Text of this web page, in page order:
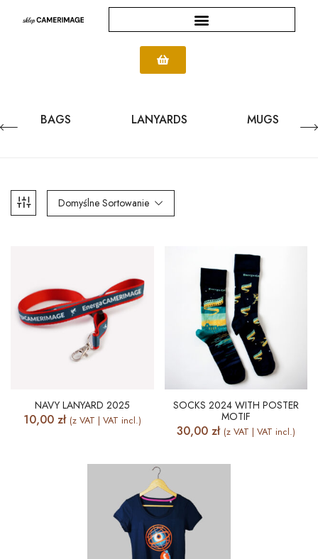
BAGS LANYARDS MUGS
Domyślne Sortowanie
NAVY LANYARD 2025
10,00 zł (z VAT | VAT incl.)
SOCKS 2024 WITH POSTER
MOTIF
30,00 zł (z VAT | VAT incl.)